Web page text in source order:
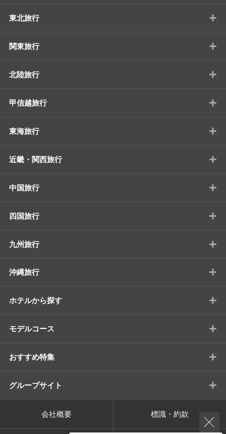
東北旅行 +
関東旅行 +
北陸旅行 +
甲信越旅行 +
東海旅行 +
近畿・関西旅行 +
中国旅行 +
四国旅行 +
九州旅行 +
沖縄旅行 +
ホテルから探す +
モデルコース +
おすすめ特集 +
グループサイト +
会社概要 標識・約款